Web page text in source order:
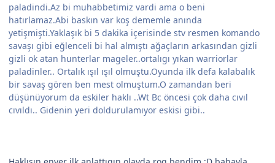
paladindi.Az bi muhabbetimiz vardi ama o beni
hatırlamaz.Abi baskın var koş dememle anında
yetişmişti.Yaklaşık bi 5 dakika içerisinde stv resmen komando
savaşı gibi eğlenceli bi hal almıştı ağaçların arkasından gizli
gizli ok atan hunterlar mageler..ortalıgı yıkan warriorlar
paladinler.. Ortalık ışıl ışıl olmuştu.Oyunda ilk defa kalabalık
bir savaş gören ben mest olmuştum.O zamandan beri
düşünüyorum da eskiler haklı ..Wt Bc öncesi çok daha cıvıl
cıvıldı.. Gidenin yeri doldurulamıyor eskisi gibi..